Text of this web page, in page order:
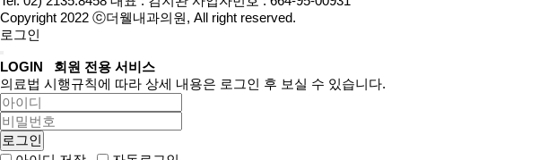
Copyright 2022 ⓒ더웰내과의원, All right reserved.
로그인
LOGIN 회원 전용 서비스
의료법 시행규칙에 따라 상세 내용은 로그인 후 보실 수 있습니다.